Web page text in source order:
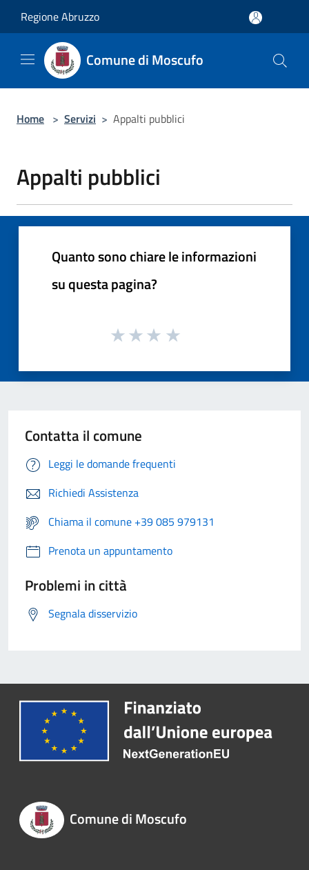
Regione Abruzzo
Comune di Moscufo
Home > Servizi > Appalti pubblici
Appalti pubblici
Quanto sono chiare le informazioni
su questa pagina?
Contatta il comune
Leggi le domande frequenti
Richiedi Assistenza
Chiama il comune +39 085 979131
Prenota un appuntamento
Problemi in città
Segnala disservizio
Comune di Moscufo